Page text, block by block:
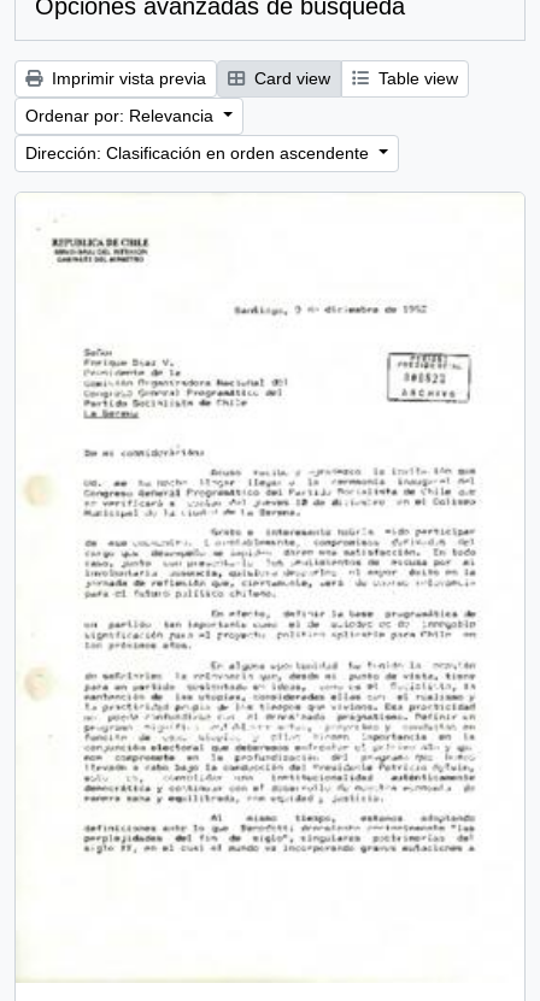
Opciones avanzadas de búsqueda
Imprimir vista previa Card view
Table view
Ordenar por: Relevancia
Dirección: Clasificación en orden ascendente